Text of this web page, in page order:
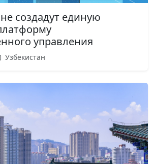
создадут единую
управления
Узбекистан